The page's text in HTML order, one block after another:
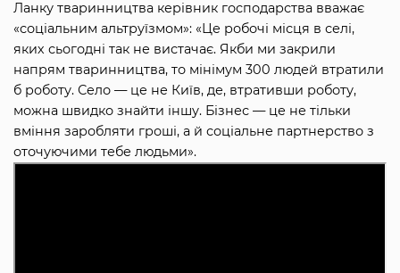
Ланку тваринництва керівник господарства вважає
«соціальним альтруїзмом»: «Це робочі місця в селі,
яких сьогодні так не вистачає. Якби ми закрили
напрям тваринництва, то мінімум 300 людей втратили
б роботу. Село — це не Київ, де, втративши роботу,
можна швидко знайти іншу. Бізнес — це не тільки
вміння заробляти гроші, а й соціальне партнерство з
оточуючими тебе людьми».